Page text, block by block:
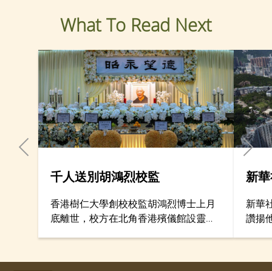
What To Read Next
千人送別胡鴻烈校監
香港樹仁大學創校校監胡鴻烈博士上月
底離世，校方在北角香港殯儀館設靈，
新
新華
讚揚